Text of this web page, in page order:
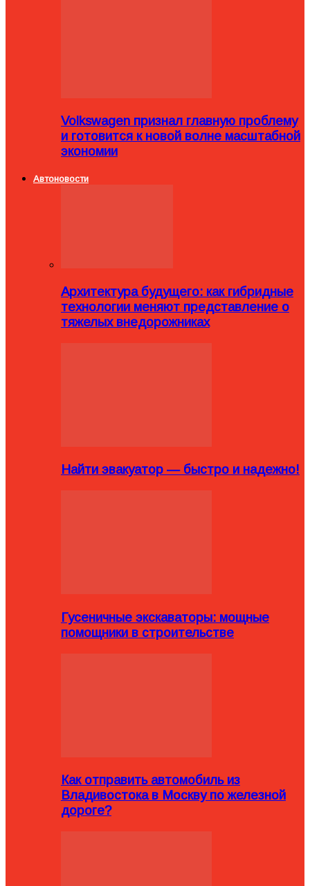
Volkswagen признал главную проблему
и готовится к новой волне масштабной
экономии
Автоновости
Архитектура будущего: как гибридные
технологии меняют представление о
тяжелых внедорожниках
Найти эвакуатор — быстро и надежно!
Гусеничные экскаваторы: мощные
помощники в строительстве
Как отправить автомобиль из
Владивостока в Москву по железной
дороге?